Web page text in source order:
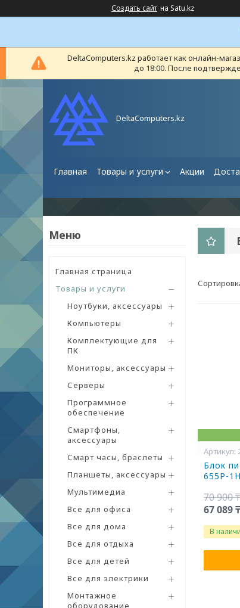
Создать сайт на Satu.kz
DeltaComputers.kz работает как онлайн-
до 18:00. После
DeltaComputers.kz
Главная Товары и услуги Акции
Главная страница
Товары и услуги
Ноутбуки, аксессуары
Компьютеры
Комплектующие для
ПК
Мониторы, аксессуары
Серверы
Программное
обеспечение
Смартфоны,
аксессуары
Смарт часы, браслеты
Планшеты, аксессуары
Мультимедиа
Все для офиса
Все для дома
Все для отдыха
Все для детей
Все для электрики
Монтажное
оборудование
Блок
655P-
70 900 ₸
67 089 ₸
В